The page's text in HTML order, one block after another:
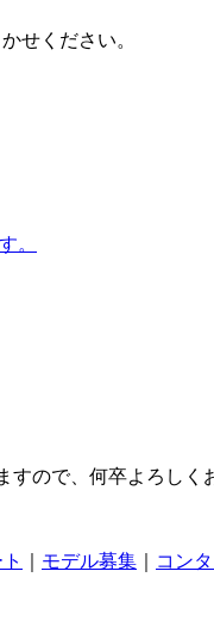
せください。
。
ので、何卒よろしく
モデル募集 コン